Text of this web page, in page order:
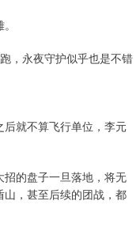
，永夜守护似乎也是不错
就不算飞行单位，李元
的盘子一旦落地，将无
，甚至后续的团战，都